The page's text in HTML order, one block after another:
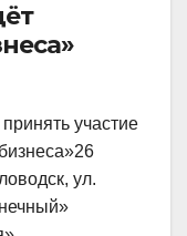
участие
ул.